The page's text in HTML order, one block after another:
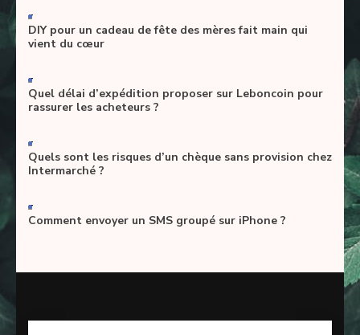
-
DIY pour un cadeau de fête des mères fait main qui
vient du cœur
-
Quel délai d’expédition proposer sur Leboncoin pour
rassurer les acheteurs ?
-
Quels sont les risques d’un chèque sans provision chez
Intermarché ?
-
Comment envoyer un SMS groupé sur iPhone ?